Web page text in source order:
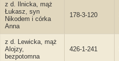
z d. Ilnicka, mąż
Łukasz, syn
Nikodem i córka
Anna
178-3-120
z d. Lewicka, mąż
Alojzy,
bezpotomna
426-1-241